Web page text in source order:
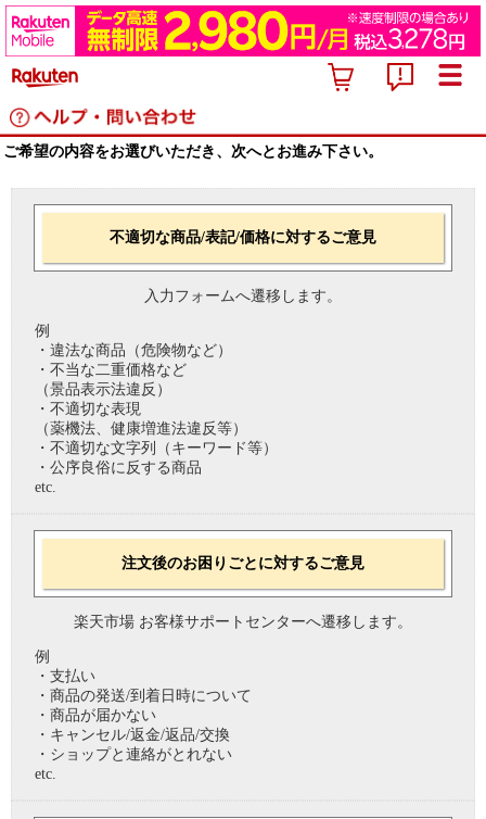
ご希望の内容をお選びいただき、次へとお進み下さい。
不適切な商品/表記/価格に対するご意見
入力フォームへ遷移します。
例
・違法な商品（危険物など）
・不当な二重価格など
（景品表示法違反）
・不適切な表現
（薬機法、健康増進法違反等）
・不適切な文字列（キーワード等）
・公序良俗に反する商品
etc.
注文後のお困りごとに対するご意見
楽天市場 お客様サポートセンターへ遷移します。
例
・支払い
・商品の発送/到着日時について
・商品が届かない
・キャンセル/返金/返品/交換
・ショップと連絡がとれない
etc.